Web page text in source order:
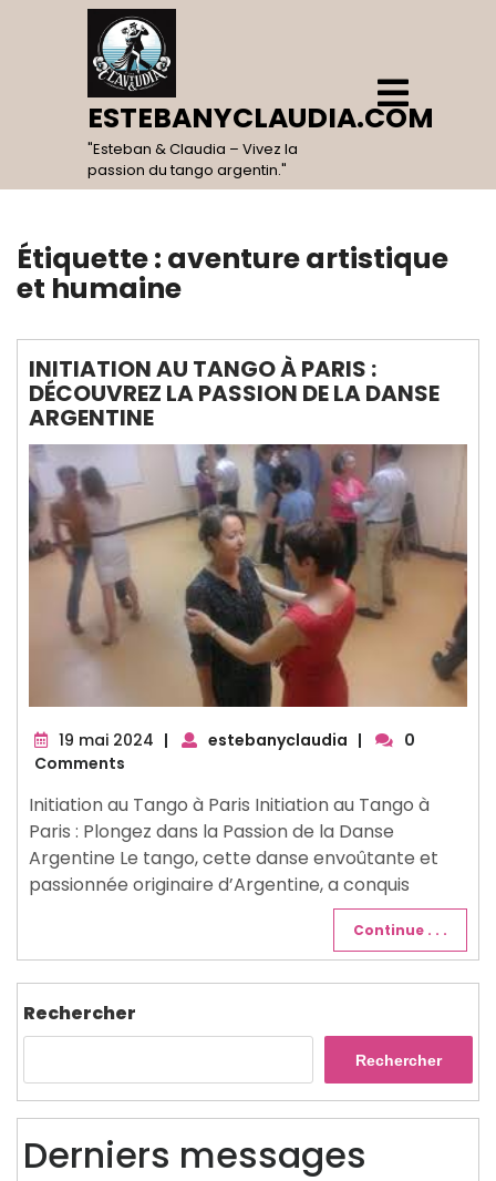
ESTEBANYCLAUDIA.COM
"Esteban & Claudia – Vivez la
passion du tango argentin."
Open
Menu
Étiquette : aventure artistique
et humaine
INITIATION AU TANGO À PARIS :
DÉCOUVREZ LA PASSION DE LA DANSE
ARGENTINE
19 mai 2024 19| estebanyclaudia |
0
Comments
Initiation au Tango à Paris Initiation au Tango à
Paris : Plongez dans la Passion de la Danse
Argentine Le tango, cette danse envoûtante et
passionnée originaire d’Argentine, a conquis
Continue . . .
Rechercher
Rechercher
Derniers messages